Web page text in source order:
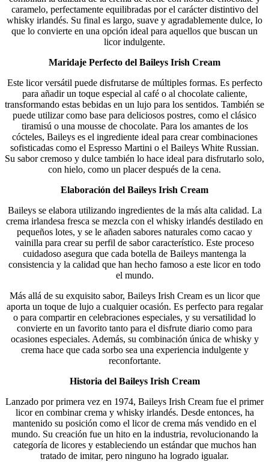
caramelo, perfectamente equilibradas por el carácter distintivo del
whisky irlandés. Su final es largo, suave y agradablemente dulce, lo
que lo convierte en una opción ideal para aquellos que buscan un
licor indulgente.
Maridaje Perfecto del Baileys Irish Cream
Este licor versátil puede disfrutarse de múltiples formas. Es perfecto
para añadir un toque especial al café o al chocolate caliente,
transformando estas bebidas en un lujo para los sentidos. También se
puede utilizar como base para deliciosos postres, como el clásico
tiramisú o una mousse de chocolate. Para los amantes de los
cócteles, Baileys es el ingrediente ideal para crear combinaciones
sofisticadas como el Espresso Martini o el Baileys White Russian.
Su sabor cremoso y dulce también lo hace ideal para disfrutarlo solo,
con hielo, como un placer después de la cena.
Elaboración del Baileys Irish Cream
Baileys se elabora utilizando ingredientes de la más alta calidad. La
crema irlandesa fresca se mezcla con el whisky irlandés destilado en
pequeños lotes, y se le añaden sabores naturales como cacao y
vainilla para crear su perfil de sabor característico. Este proceso
cuidadoso asegura que cada botella de Baileys mantenga la
consistencia y la calidad que han hecho famoso a este licor en todo
el mundo.
Más allá de su exquisito sabor, Baileys Irish Cream es un licor que
aporta un toque de lujo a cualquier ocasión. Es perfecto para regalar
o para compartir en celebraciones especiales, y su versatilidad lo
convierte en un favorito tanto para el disfrute diario como para
ocasiones especiales. Además, su combinación única de whisky y
crema hace que cada sorbo sea una experiencia indulgente y
reconfortante.
Historia del Baileys Irish Cream
Lanzado por primera vez en 1974, Baileys Irish Cream fue el primer
licor en combinar crema y whisky irlandés. Desde entonces, ha
mantenido su posición como el licor de crema más vendido en el
mundo. Su creación fue un hito en la industria, revolucionando la
categoría de licores y estableciendo un estándar que muchos han
tratado de imitar, pero ninguno ha logrado igualar.